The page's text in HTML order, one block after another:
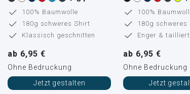
100% Baumwolle
180g schweres Shirt
Klassisch geschnitten
ab 6,95 €
Ohne Bedruckung
Jetzt gestalten
100%
180g schweres
Enger & tailliert
ab 6,95 €
Ohne Bedruckung
Jetzt